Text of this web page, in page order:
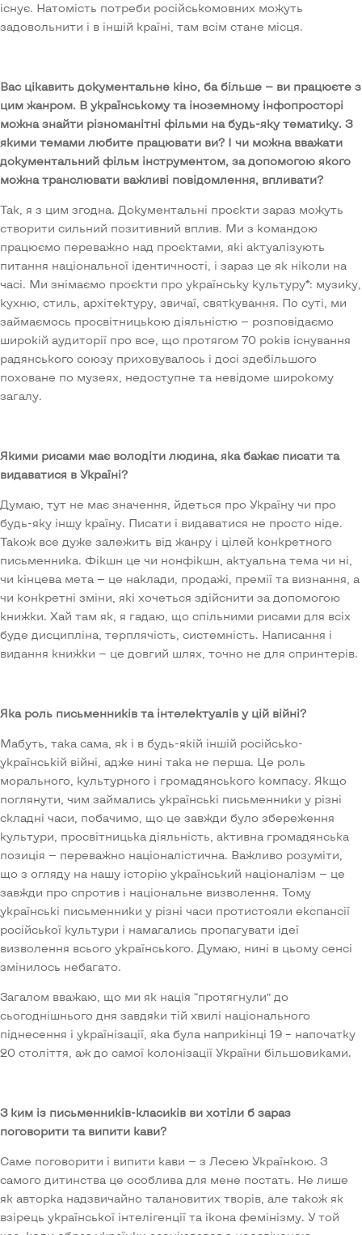
існує. Натомість потреби російськомовних можуть
задовольнити і в іншій країні, там всім стане місця.
Вас цікавить документальне кіно, ба більше — ви працюєте з
цим жанром. В українському та іноземному інфопросторі
можна знайти різноманітні фільми на будь-яку тематику. З
якими темами любите працювати ви? І чи можна вважати
документальний фільм інструментом, за допомогою якого
можна транслювати важливі повідомлення, впливати?
Так, я з цим згодна. Документальні проєкти зараз можуть
створити сильний позитивний вплив. Ми з командою
працюємо переважно над проєктами, які актуалізують
питання національної ідентичності, і зараз це як ніколи на
часі. Ми знімаємо проєкти про українську культуру*: музику,
кухню, стиль, архітектуру, звичаї, святкування. По суті, ми
займаємось просвітницькою діяльністю — розповідаємо
широкій аудиторії про все, що протягом 70 років існування
радянського союзу приховувалось і досі здебільшого
поховане по музеях, недоступне та невідоме широкому
загалу.
Якими рисами має володіти людина, яка бажає писати та
видаватися в Україні?
Думаю, тут не має значення, йдеться про Україну чи про
будь-яку іншу країну. Писати і видаватися не просто ніде.
Також все дуже залежить від жанру і цілей конкретного
письменника. Фікшн це чи нонфікшн, актуальна тема чи ні,
чи кінцева мета — це наклади, продажі, премії та визнання, а
чи конкретні зміни, які хочеться здійснити за допомогою
книжки. Хай там як, я гадаю, що спільними рисами для всіх
буде дисципліна, терплячість, системність. Написання і
видання книжки — це довгий шлях, точно не для спринтерів.
Яка роль письменників та інтелектуалів у цій війні?
Мабуть, така сама, як і в будь-якій іншій російсько-
українській війні, адже нині така не перша. Це роль
морального, культурного і громадянського компасу. Якщо
поглянути, чим займались українські письменники у різні
складні часи, побачимо, що це завжди було збереження
культури, просвітницька діяльність, активна громадянська
позиція — переважно націоналістична. Важливо розуміти,
що з огляду на нашу історію український націоналізм — це
завжди про спротив і національне визволення. Тому
українські письменники у різні часи протистояли експансії
російської культури і намагались пропагувати ідеї
визволення всього українського. Думаю, нині в цьому сенсі
змінилось небагато.
Загалом вважаю, що ми як нація “протягнули” до
сьогоднішнього дня завдяки тій хвилі національного
піднесення і українізації, яка була наприкінці 19 – напочатку
20 століття, аж до самої колонізації України більшовиками.
З ким із письменників-класиків ви хотіли б зараз
поговорити та випити кави?
Саме поговорити і випити кави — з Лесею Українкою. З
самого дитинства це особлива для мене постать. Не лише
як авторка надзвичайно талановитих творів, але також як
взірець української інтелігенції та ікона фемінізму. У той